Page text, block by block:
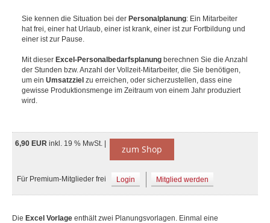
Sie kennen die Situation bei der Personalplanung: Ein Mitarbeiter
hat frei, einer hat Urlaub, einer ist krank, einer ist zur Fortbildung und
einer ist zur Pause.
Mit dieser Excel-Personalbedarfsplanung berechnen Sie die Anzahl
der Stunden bzw. Anzahl der Vollzeit-Mitarbeiter, die Sie benötigen,
um ein Umsatzziel zu erreichen, oder sicherzustellen, dass eine
gewisse Produktionsmenge im Zeitraum von einem Jahr produziert
wird.
6,90 EUR inkl. 19 % MwSt. | zum Shop
Für Premium-Mitglieder frei Login Mitglied werden
Die Excel Vorlage enthält zwei Planungsvorlagen. Einmal eine